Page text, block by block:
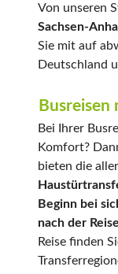
Von unseren
Sachsen-
Sie mit auf
Deutschland
Bei Ihrer
Komfort?
bieten die
Beginn bei
nach der
Reise finden